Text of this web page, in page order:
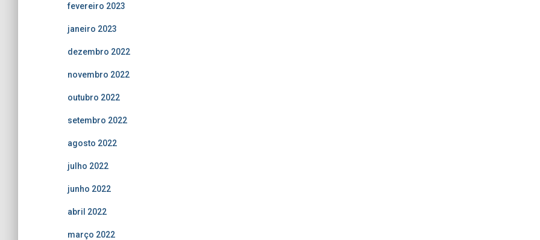
fevereiro 2023
janeiro 2023
dezembro 2022
novembro 2022
outubro 2022
setembro 2022
agosto 2022
julho 2022
junho 2022
abril 2022
março 2022